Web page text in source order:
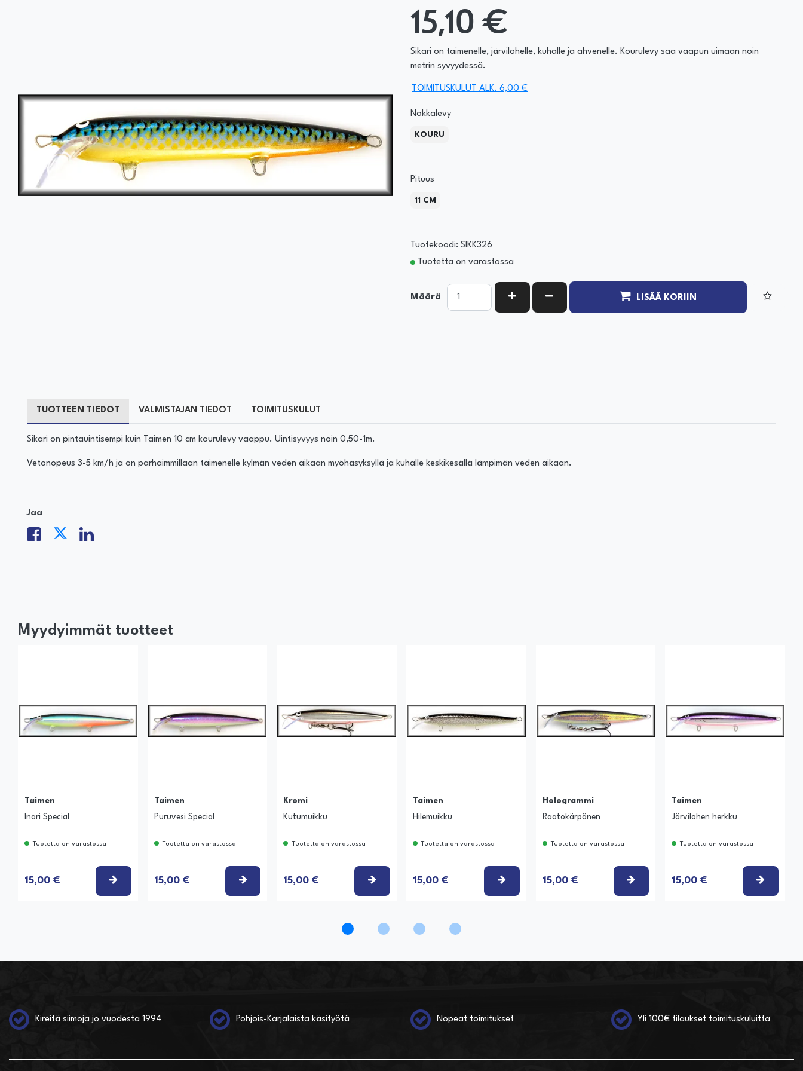
15,10 €
Sikari on taimenelle, järvilohelle, kuhalle ja ahvenelle. Kourulevy saa vaapun uimaan noin
metrin syvyydessä.
TOIMITUSKULUT ALK. 6,00 €
Nokkalevy
KOURU
Pituus
11 CM
Tuotekoodi: SIKK326
Tuotetta on varastossa
Määrä KASVATA MÄÄRÄÄ
VÄHENNÄ MÄÄRÄÄ LISÄÄ KORIIN
TUOTTEEN TIEDOT VALMISTAJAN TIEDOT TOIMITUSKULUT
Sikari on pintauintisempi kuin Taimen 10 cm kourulevy vaappu. Uintisyvyys noin 0,50-1m.
Vetonopeus 3-5 km/h ja on parhaimmillaan taimenelle kylmän veden aikaan myöhäsyksyllä ja kuhalle keskikesällä lämpimän veden aikaan.
Jaa
Myydyimmät tuotteet
Taimen
Inari Special
Tuotetta on varastossa
15,00 € VALITSE VAIHTOEHTO
Taimen
Puruvesi Special
Tuotetta on varastossa
15,00 € VALITSE VAIHTOEHTO
Kromi
Kutumuikku
Tuotetta on varastossa
15,00 € VALITSE VAIHTOEHTO
Taimen
Hilemuikku
Tuotetta on varastossa
15,00 € VALITSE VAIHTOEHTO
Hologrammi
Raatokärpänen
Tuotetta on varastossa
15,00 € VALITSE VAIHTOEHTO
Taimen
Järvilohen herkku
Tuotetta on varastossa
15,00 €
Kireitä siimoja jo vuodesta 1994 Pohjois-Karjalaista käsityötä Nopeat toimitukset Yli 100€ tilaukset toimituskuluitta